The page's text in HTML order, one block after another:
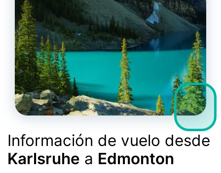
Información de vuelo desde
Karlsruhe a Edmonton